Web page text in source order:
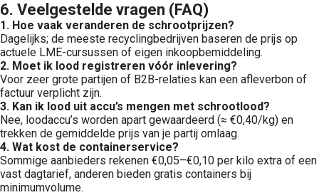
6. Veelgestelde vragen (FAQ)
1. Hoe vaak veranderen de schrootprijzen?
Dagelijks; de meeste recyclingbedrijven baseren de prijs op
actuele LME-cursussen of eigen inkoopbemiddeling.
2. Moet ik lood registreren vóór inlevering?
Voor zeer grote partijen of B2B-relaties kan een afleverbon of
factuur verplicht zijn.
3. Kan ik lood uit accu’s mengen met schrootlood?
Nee, loodaccu’s worden apart gewaardeerd (≈ €0,40/kg) en
trekken de gemiddelde prijs van je partij omlaag.
4. Wat kost de container­service?
Sommige aanbieders rekenen €0,05–€0,10 per kilo extra of een
vast dagtarief, anderen bieden gratis containers bij
minimumvolume.